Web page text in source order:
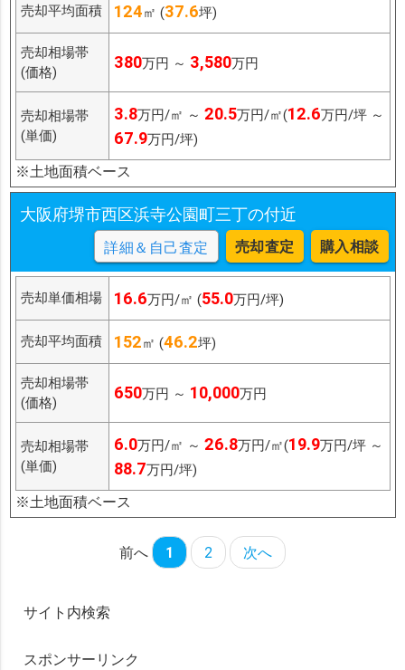
売却平均面積 124㎡ (37.6坪)
売却相場帯
(価格)
380万円 ～ 3,580万円
売却相場帯
(単価)
3.8万円/㎡ ～ 20.5万円/㎡(12.6万円/坪 ～
67.9万円/坪)
※土地面積ベース
大阪府堺市西区浜寺公園町三丁の付近
詳細＆自己査定 売却査定 購入相談
売却単価相場 16.6万円/㎡ (55.0万円/坪)
売却平均面積 152㎡ (46.2坪)
売却相場帯
(価格)
650万円 ～ 10,000万円
売却相場帯
(単価)
6.0万円/㎡ ～ 26.8万円/㎡(19.9万円/坪 ～
88.7万円/坪)
※土地面積ベース
前へ 1 2 次へ
サイト内検索
スポンサーリンク